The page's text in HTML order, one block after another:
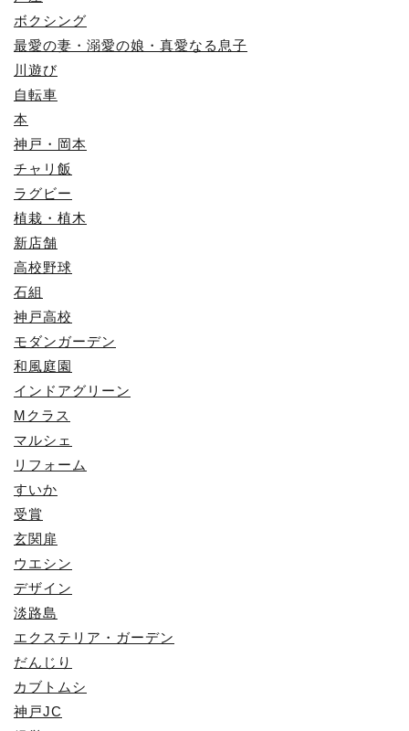
ボクシング
最愛の妻・溺愛の娘・真愛なる息子
川遊び
自転車
本
神戸・岡本
チャリ飯
ラグビー
植栽・植木
新店舗
高校野球
石組
神戸高校
モダンガーデン
和風庭園
インドアグリーン
Mクラス
マルシェ
リフォーム
すいか
受賞
玄関扉
ウエシン
デザイン
淡路島
エクステリア・ガーデン
だんじり
カブトムシ
神戸JC